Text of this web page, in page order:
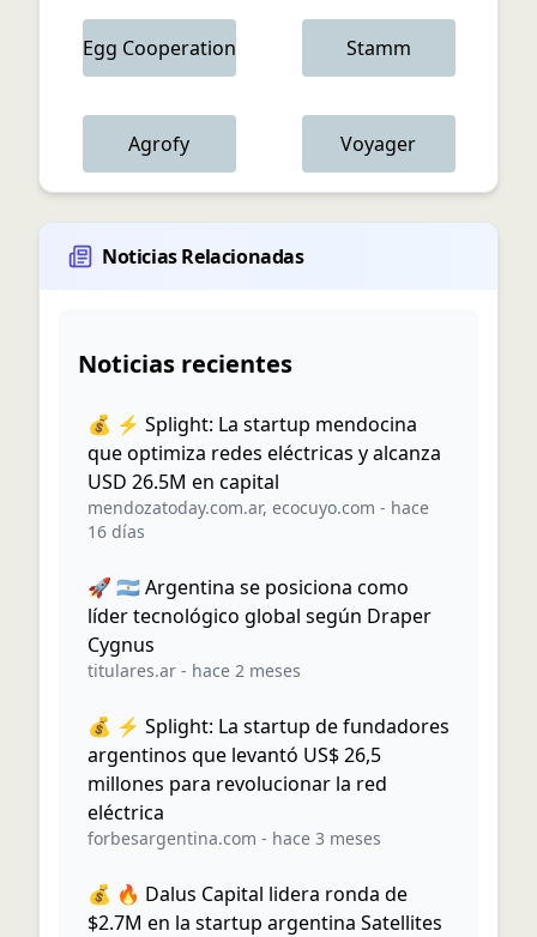
Egg Cooperation Stamm
Agrofy Voyager
Noticias Relacionadas
Noticias recientes
💰 ⚡ Splight: La startup mendocina
que optimiza redes eléctricas y alcanza
USD 26.5M en capital
mendozatoday.com.ar, ecocuyo.com - hace
16 días
🚀 🇦🇷 Argentina se posiciona como
líder tecnológico global según Draper
Cygnus
titulares.ar - hace 2 meses
💰 ⚡ Splight: La startup de fundadores
argentinos que levantó US$ 26,5
millones para revolucionar la red
eléctrica
forbesargentina.com - hace 3 meses
💰 🔥 Dalus Capital lidera ronda de
$2.7M en la startup argentina Satellites